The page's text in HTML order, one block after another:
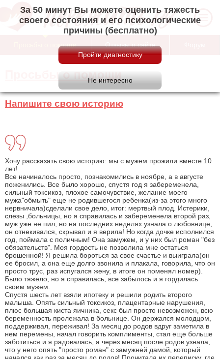
За 50 минут Вы можете оценить тяжесть
своего состояния и его психологические
причины (бесплатно)
Просьбы о помощи Отзывы о сайте
Просьбы о помощи
Напишите свою историю
Хочу рассказать свою историю: мы с мужем прожили вместе 10
лет!
Все начиналось просто, познакомились в ноябре, а в августе
поженились. Все было хорошо, спустя год я забеременела,
сильный токсикоз, плохое самочувствие, желание моего
мужа"обмыть" еще не родившегося ребенка(из-за этого много
нервничала)сделали свое дело, итог: мертвый плод. Истерики,
слезы ,больницы, но я справилась и забеременела второй раз,
муж уже не пил, но на последних неделях узнала о любовнице,
он отнекивался, скрывал и я верила! Но когда дочке исполнился
год, поймала с поличным! Она замужем, и у них был роман "без
обязательств". Моя гордость не позволила мне остаться
брошенной! Я решила бороться за свое счастье и выиграла(он
ее бросил, а она еще долго звонила и плакала, говорила, что он
просто трус, раз испугался жену, в итоге он поменял номер).
Было тяжело, но я справилась, все забылось и я гордилась
своим мужем.
Спустя шесть лет взяли ипотеку и решили родить второго
малыша. Опять сильный токсикоз, плацентарные нарушения,
плюс большая киста яичника, секс был просто невозможен, всю
беременность пролежала в больнице. Он держался молодцом,
поддерживал, переживал! За месяц до родов вдруг заметила в
нем перемены, начал говорить комплименты, стал еще больше
заботиться и я радовалась, а через месяц после родов узнала,
что у него опять "просто роман" с замужней дамой, который
начался как раз за месяц до родов! Прочитала их переписку, где